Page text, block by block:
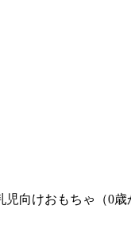
向けおもちゃ（0